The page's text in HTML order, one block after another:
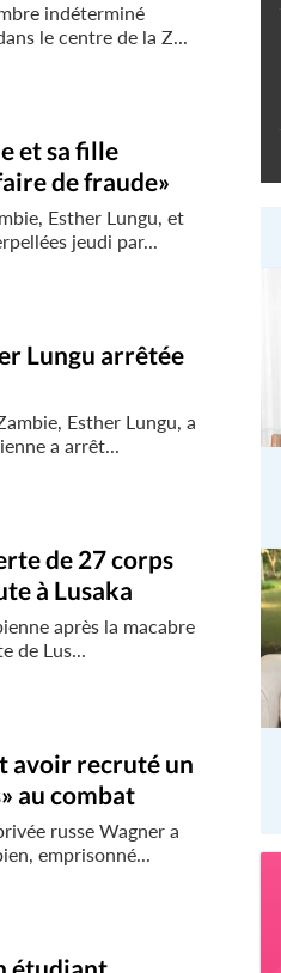
indéterminé
le centre de la Z...
et sa fille
de fraude»
Esther Lungu, et
jeudi par...
Lungu arrêtée
Esther Lungu, a
a arrêt...
de 27 corps
à Lusaka
après la macabre
de Lus...
avoir recruté un
au combat
russe Wagner a
emprisonné...